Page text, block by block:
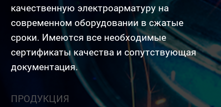
качественную электроарматуру на
современном оборудовании в сжатые
сроки. Имеются все необходимые
сертификаты качества и сопутствующая
документация.
ПРОДУКЦИЯ